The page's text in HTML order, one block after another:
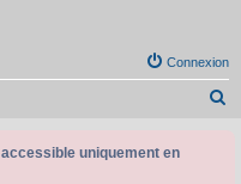
Connexion
accessible uniquement en